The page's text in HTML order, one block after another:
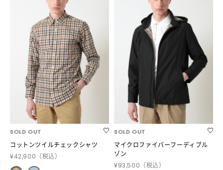
SOLD OUT
コットンツイルチェックシャツ
¥42,900 （税込）
SOLD OUT
マイクロファイバーフーディブル
ゾン
¥93,500 （税込）